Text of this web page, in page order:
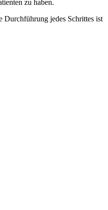
zu haben.
jedes Schrittes ist